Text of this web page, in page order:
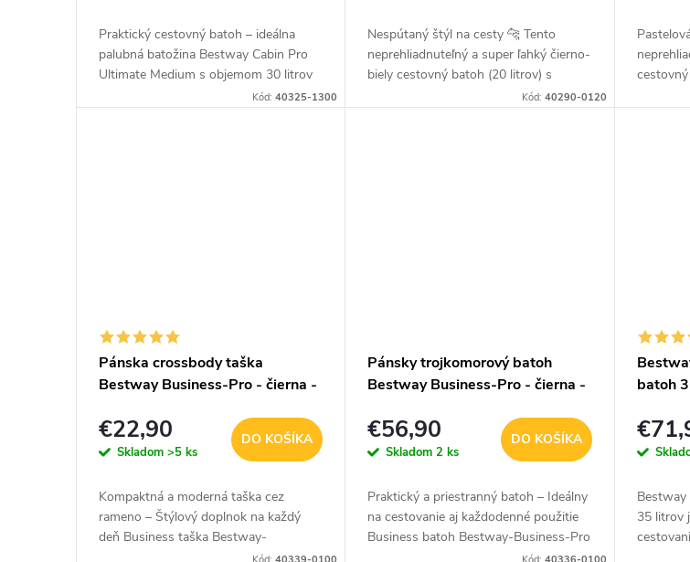
Praktický cestovný batoh – ideálna
palubná batožina Bestway Cabin Pro
Ultimate Medium s objemom 30 litrov
je univerzálny cestovný batoh
Kód:40325-1300
Nespútaný štýl na cesty 🐆 Tento
neprehliadnuteľný a super ľahký čierno-
biely cestovný batoh (20 litrov) s
odvážnym zvieracím vzorom je
Kód: 40290-0120
Pánska crossbody taška
Bestway Business-Pro - čierna -
€22,90
Skladom >5 ks
DO KOŠÍKA
Kompaktná a moderná taška cez
rameno – Štýlový doplnok na každý
deň Business taška Bestway-
Business-Pro je ideálnym spoločníkom
Pánsky trojkomorový batoh
Bestway Business-Pro - čierna -
€56,90
Skladom2 ks
DO KOŠÍKA
Praktický a priestranný batoh – Ideálny
na cestovanie aj každodenné použitie
Business batoh Bestway-Business-Pro
kombinuje moderný dizajn s
batoh
35 litrov
Tento